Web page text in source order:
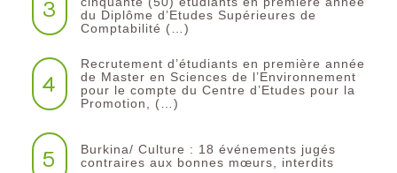
3
du Diplôme d’Etudes Supérieures de
Comptabilité (…)
4
Recrutement d’étudiants en première année
de Master en Sciences de l’Environnement
pour le compte du Centre d’Etudes pour la
Promotion, (…)
5
Burkina/ Culture : 18 événements jugés
contraires aux bonnes mœurs, interdits